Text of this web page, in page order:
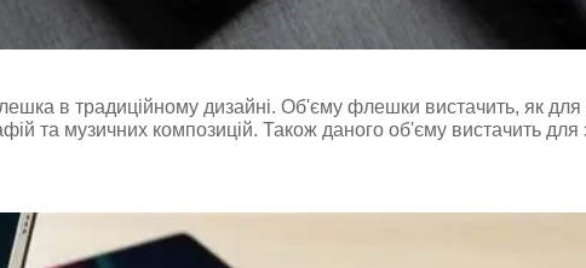
в традиційному дизайні. Об'єму флешки вистачить, як для
та музичних композицій. Також даного об'єму вистачить для